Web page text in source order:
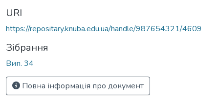
URI
https://repositary.knuba.edu.ua/handle/987654321/4609
Зібрання
Вип. 34
Повна інформація про документ